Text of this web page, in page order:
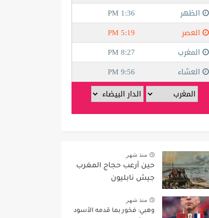
منذ شهر
حين أرعب حجاج المغرب
جيش نابليون
منذ شهر
وهبي: فخور بما قدمه الأسود